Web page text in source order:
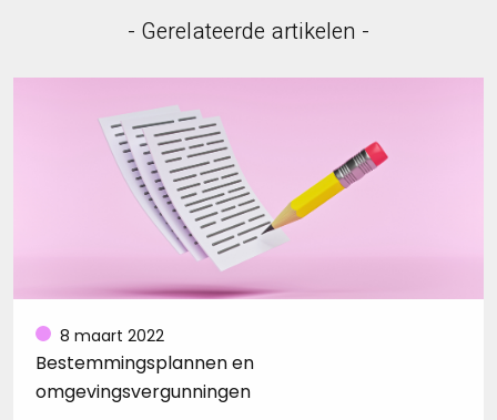
- Gerelateerde artikelen -
8 maart 2022
Bestemmingsplannen en
omgevingsvergunningen